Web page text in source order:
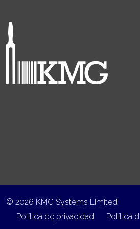
© 2026 KMG Systems Limited
Política de privacidad
Política